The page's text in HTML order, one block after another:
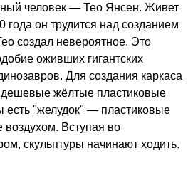
человек — Тео Янсен. Живет
года он трудится над созданием
создал невероятное. Это
оживших гигантских
Для создания каркаса
дешевые жёлтые пластиковые
есть "желудок" — пластиковые
Вступая во
скульптуры начинают ходить.